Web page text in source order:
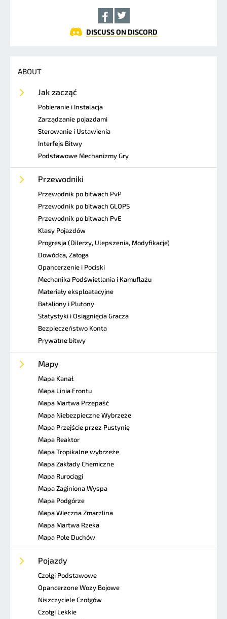
DISCUSS ON DISCORD
ABOUT
Jak zacząć
Pobieranie i Instalacja
Zarządzanie pojazdami
Sterowanie i Ustawienia
Interfejs Bitwy
Podstawowe Mechanizmy Gry
Przewodniki
Przewodnik po bitwach PvP
Przewodnik po bitwach GLOPS
Przewodnik po bitwach PvE
Klasy Pojazdów
Progresja (Dilerzy, Ulepszenia, Modyfikacje)
Dowódca, Załoga
Opancerzenie i Pociski
Mechanika Podświetlania i Kamuflażu
Materiały eksploatacyjne
Bataliony i Plutony
Statystyki i Osiągnięcia Gracza
Bezpieczeństwo Konta
Prywatne bitwy
Mapy
Mapa Kanał
Mapa Linia Frontu
Mapa Martwa Przepaść
Mapa Niebezpieczne Wybrzeże
Mapa Przejście przez Pustynię
Mapa Reaktor
Mapa Tropikalne wybrzeże
Mapa Zakłady Chemiczne
Mapa Rurociągi
Mapa Zaginiona Wyspa
Mapa Podgórze
Mapa Wieczna Zmarzlina
Mapa Martwa Rzeka
Mapa Pole Duchów
Pojazdy
Czołgi Podstawowe
Opancerzone Wozy Bojowe
Niszczyciele Czołgów
Czołgi Lekkie